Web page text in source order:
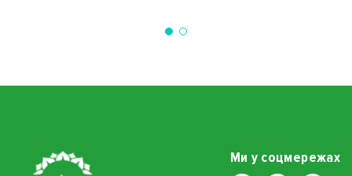
Ми у соцмережах